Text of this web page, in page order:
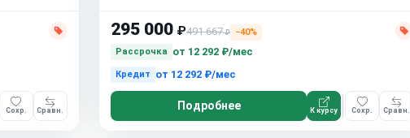
Сохр. Сравн.
295 000 ₽491 667₽
−40%
Рассрочка
от 12 292 ₽/мес
Кредит от 12 292 ₽/мес
Подробнее К курсу Сохр. Сравн.